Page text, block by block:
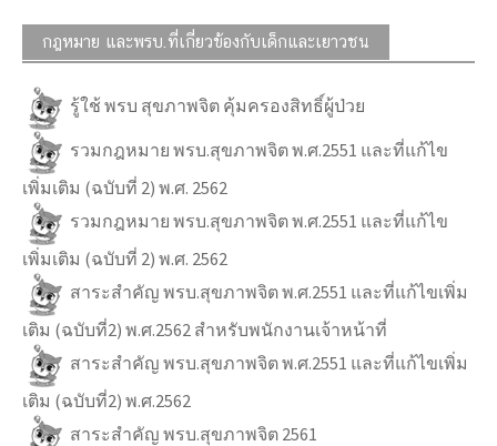
กฎหมาย และพรบ.ที่เกี่ยวข้องกับเด็กและเยาวชน
รู้ใช้ พรบ สุขภาพจิต คุ้มครองสิทธิ์ผู้ป่วย
รวมกฎหมาย พรบ.สุขภาพจิต พ.ศ.2551 และที่แก้ไข
เพิ่มเติม (ฉบับที่ 2) พ.ศ. 2562
รวมกฎหมาย พรบ.สุขภาพจิต พ.ศ.2551 และที่แก้ไข
เพิ่มเติม (ฉบับที่ 2) พ.ศ. 2562
สาระสำคัญ พรบ.สุขภาพจิต พ.ศ.2551 และที่แก้ไขเพิ่ม
เติม (ฉบับที่2) พ.ศ.2562 สำหรับพนักงานเจ้าหน้าที่
สาระสำคัญ พรบ.สุขภาพจิต พ.ศ.2551 และที่แก้ไขเพิ่ม
เติม (ฉบับที่2) พ.ศ.2562
สาระสำคัญ พรบ.สุขภาพจิต 2561